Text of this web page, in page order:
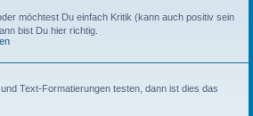
möchtest Du einfach Kritik (kann auch positiv sein
bist Du hier richtig.
Text-Formatierungen testen, dann ist dies das